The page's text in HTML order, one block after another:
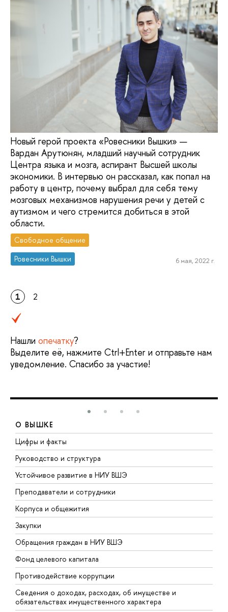
Новый герой проекта «Ровесники Вышки» —
Вардан Арутюнян, младший научный сотрудник
Центра языка и мозга, аспирант Высшей школы
экономики. В интервью он рассказал, как попал на
работу в центр, почему выбрал для себя тему
мозговых механизмов нарушения речи у детей с
аутизмом и чего стремится добиться в этой
области.
Свободное общение
Ровесники Вышки
6 мая, 2022 г.
1 2
Нашли опечатку?
Выделите её, нажмите Ctrl+Enter и отправьте нам
уведомление. Спасибо за участие!
О ВЫШКЕ
Цифры и факты
Руководство и структура
Устойчивое развитие в НИУ ВШЭ
Преподаватели и сотрудники
Корпуса и общежития
Закупки
Обращения граждан в НИУ ВШЭ
Фонд целевого капитала
Противодействие коррупции
Сведения о доходах, расходах, об имуществе и
обязательствах имущественного характера